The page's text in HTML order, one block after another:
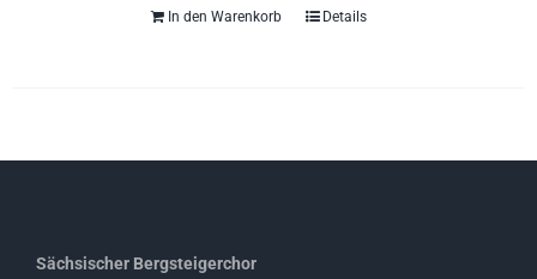
In den Warenkorb Details
Sächsischer Bergsteigerchor